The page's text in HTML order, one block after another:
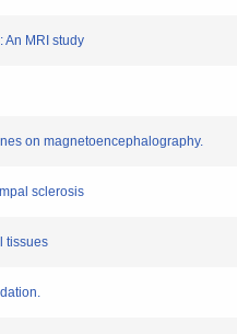
An MRI study
on magnetoencephalography.
sclerosis
tissues